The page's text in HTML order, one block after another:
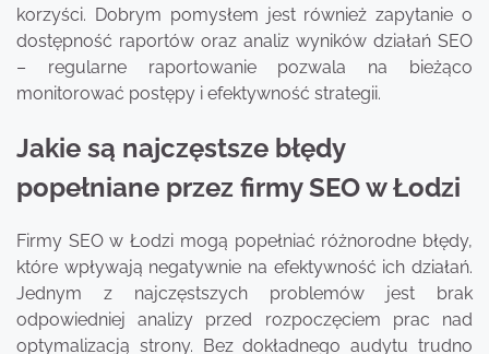
korzyści. Dobrym pomysłem jest również zapytanie o
dostępność raportów oraz analiz wyników działań SEO
– regularne raportowanie pozwala na bieżąco
monitorować postępy i efektywność strategii.
Jakie są najczęstsze błędy
popełniane przez firmy SEO w Łodzi
Firmy SEO w Łodzi mogą popełniać różnorodne błędy,
które wpływają negatywnie na efektywność ich działań.
Jednym z najczęstszych problemów jest brak
odpowiedniej analizy przed rozpoczęciem prac nad
optymalizacją strony. Bez dokładnego audytu trudno